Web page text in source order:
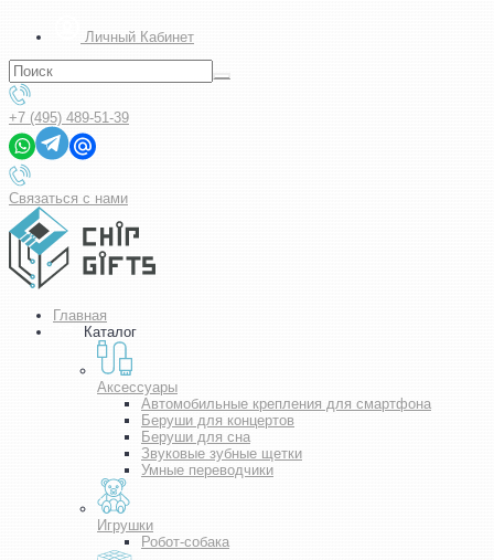
Личный Кабинет
+7 (495) 489-51-39
Связаться с нами
Главная
Каталог
Аксессуары
Автомобильные крепления для смартфона
Беруши для концертов
Беруши для сна
Звуковые зубные щетки
Умные переводчики
Игрушки
Робот-собака